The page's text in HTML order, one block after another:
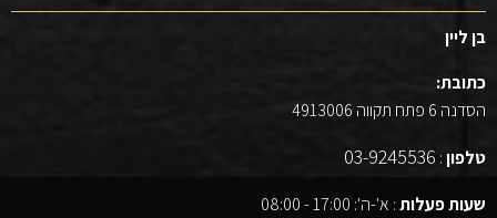
בן ליין
כתובת:
הסדנה 6 פתח תקווה 4913006
טלפון:
03-9245536
שעות פעלות: א'-ה': 17:00 - 08:00